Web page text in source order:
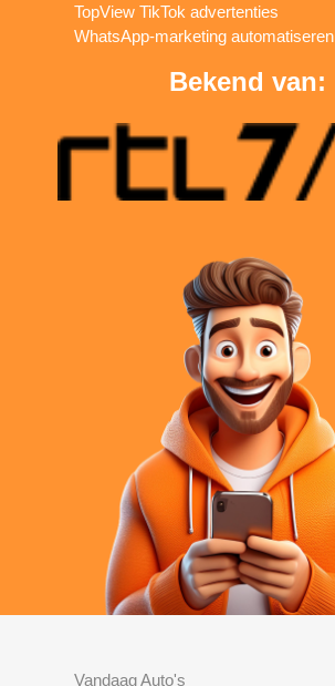
TopView TikTok advertenties
WhatsApp-marketing automatiseren
Bekend van:
Vandaag Auto's